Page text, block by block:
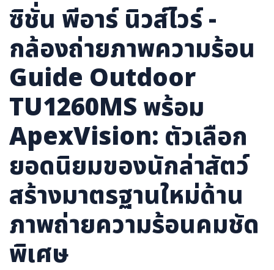
ภาษาอังกฤษ
ภาษาจีน
ภาษาญี่ปุ่น
ซิชั่น พีอาร์ นิวส์ไวร์ -
กล้องถ่ายภาพความร้อน
Guide Outdoor
TU1260MS พร้อม
ApexVision: ตัวเลือก
ยอดนิยมของนักล่าสัตว์
สร้างมาตรฐานใหม่ด้าน
ภาพถ่ายความร้อนคมชัด
พิเศษ